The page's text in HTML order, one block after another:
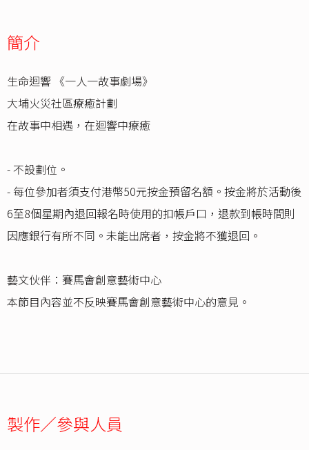
簡介
生命迴響 《一人一故事劇場》
大埔火災社區療癒計劃
在故事中相遇，在迴響中療癒
- 不設劃位。
- 每位參加者須支付港幣50元按金預留名額。按金將於活動後
6至8個星期內退回報名時使用的扣帳戶口，退款到帳時間則
因應銀行有所不同。未能出席者，按金將不獲退回。
藝文伙伴：賽馬會創意藝術中心
本節目內容並不反映賽馬會創意藝術中心的意見。
製作／參與人員